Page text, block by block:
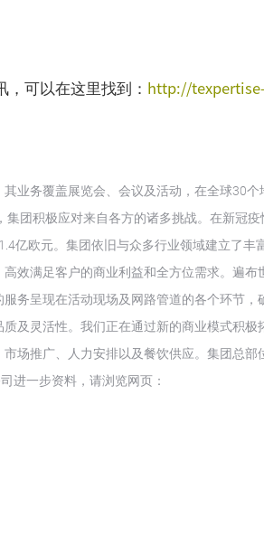
可以在这里找到： http://texpertise-
业务覆盖展览会、会议及活动，在全球30个
团积极应对来自各方的诸多挑战。在新冠疫
亿欧元。集团依旧与众多行业领域建立了丰
效满足客户的商业利益和全方位需求。遍布
务呈现在活动现场及网路管道的各个环节，
及灵活性。我们正在通过新的商业模式积极
场推广、人力安排以及餐饮供应。集团总部
进一步资料，请浏览网页：